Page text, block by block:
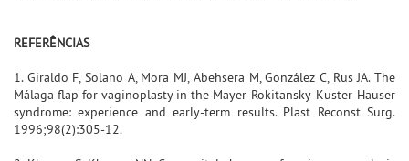
REFERÊNCIAS
1. Giraldo F, Solano A, Mora MJ, Abehsera M, González C, Rus JA. The
Málaga flap for vaginoplasty in the Mayer-Rokitansky-Kuster-Hauser
syndrome: experience and early-term results. Plast Reconst Surg.
1996;98(2):305-12.